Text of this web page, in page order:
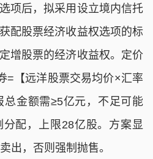
项后，拟采用设立境内信托
配股票经济收益权选项的标
增股票的经济收益权。定价
=【远洋股票交易均价×汇率
总金额需≥5亿元，不足可能
配，上限28亿股。方案显
出，否则强制抛售。